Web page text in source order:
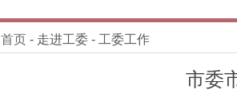
首页 - 走进工委 - 工委工作
市委